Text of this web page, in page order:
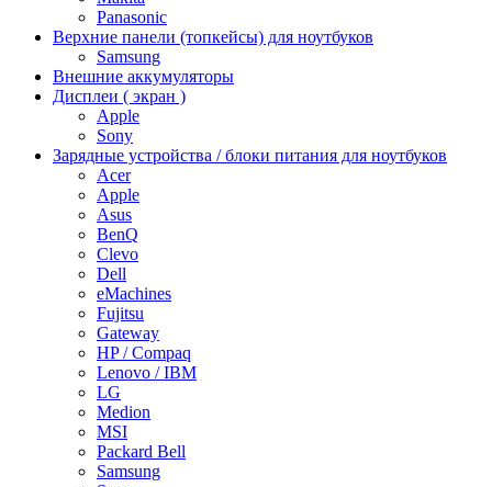
Panasonic
Верхние панели (топкейсы) для ноутбуков
Samsung
Внешние аккумуляторы
Дисплеи ( экран )
Apple
Sony
Зарядные устройства / блоки питания для ноутбуков
Acer
Apple
Asus
BenQ
Clevo
Dell
eMachines
Fujitsu
Gateway
HP / Compaq
Lenovo / IBM
LG
Medion
MSI
Packard Bell
Samsung